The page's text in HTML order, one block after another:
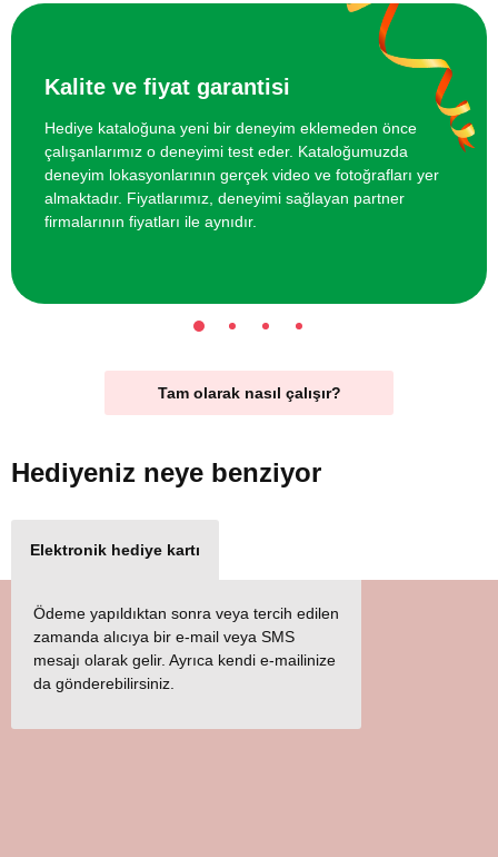
Kalite ve fiyat garantisi
Hediye kataloğuna yeni bir deneyim eklemeden önce
çalışanlarımız o deneyimi test eder. Kataloğumuzda
deneyim lokasyonlarının gerçek video ve fotoğrafları yer
almaktadır. Fiyatlarımız, deneyimi sağlayan partner
firmalarının fiyatları ile aynıdır.
Tam olarak nasıl çalışır?
Hediyeniz neye benziyor
Elektronik hediye kartı
Ödeme yapıldıktan sonra veya tercih edilen
zamanda alıcıya bir e-mail veya SMS
mesajı olarak gelir. Ayrıca kendi e-mailinize
da gönderebilirsiniz.